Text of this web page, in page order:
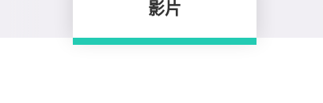
影片